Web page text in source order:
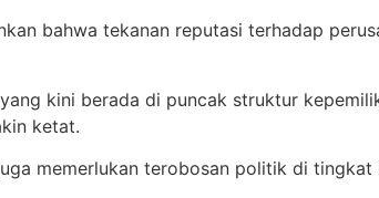
bahwa tekanan reputasi terhadap
kini berada di puncak struktur
ketat.
memerlukan terobosan politik di